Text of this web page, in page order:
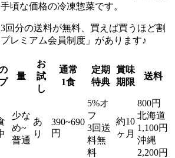
頃な価格の冷凍惣菜です。
回分の送料が無料、買えば買うほど割
レミアム会員制度」があります♪
量
お
試
し
通常
1食
定期
特典
賞味
期限
送料
少な
め~
普通
あ
り
390~690
円
5%オ
フ
3回送
料無
料
約10
ヶ月
800円
北海道
1,100円
沖縄
2,200円